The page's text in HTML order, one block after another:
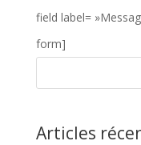
field label=
form]
Articles